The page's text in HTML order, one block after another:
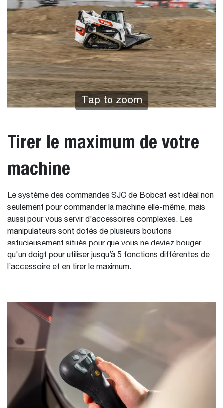
Tap to zoom
Tirer le maximum de votre
machine
Le système des commandes SJC de Bobcat est idéal non
seulement pour commander la machine elle-même, mais
aussi pour vous servir d’accessoires complexes. Les
manipulateurs sont dotés de plusieurs boutons
astucieusement situés pour que vous ne deviez bouger
qu'un doigt pour utiliser jusqu’à 5 fonctions différentes de
l’accessoire et en tirer le maximum.